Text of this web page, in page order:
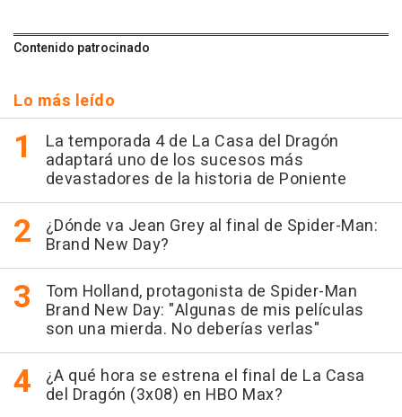
Contenido patrocinado
Lo más leído
La temporada 4 de La Casa del Dragón
adaptará uno de los sucesos más
devastadores de la historia de Poniente
¿Dónde va Jean Grey al final de Spider-Man:
Brand New Day?
Tom Holland, protagonista de Spider-Man
Brand New Day: "Algunas de mis películas
son una mierda. No deberías verlas"
¿A qué hora se estrena el final de La Casa
del Dragón (3x08) en HBO Max?